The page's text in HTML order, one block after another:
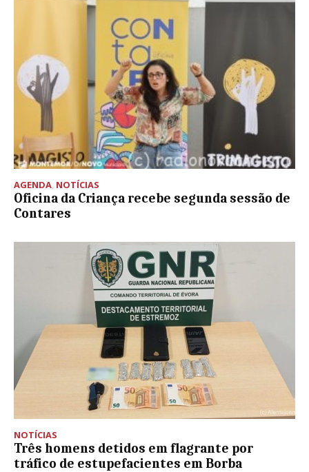
AGENDA, NOTÍCIAS
Oficina da Criança recebe segunda sessão de
Contares
NOTÍCIAS
Três homens detidos em flagrante por
tráfico de estupefacientes em Borba